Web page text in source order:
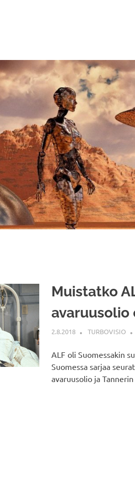
Muistatko
avaruusolio
2.8.2018 TURBOVISIO
ALF oli Suomessakin
Suomessa sarjaa
avaruusolio ja